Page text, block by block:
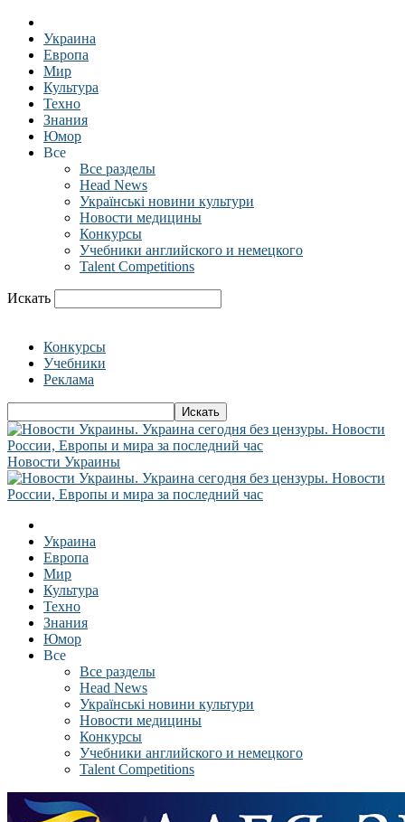
Украина
Европа
Мир
Культура
Техно
Знания
Юмор
Все
Все разделы
Head News
Українські новини культури
Новости медицины
Конкурсы
Учебники английского и немецкого
Talent Competitions
Искать
Конкурсы
Учебники
Реклама
Новости Украины
Украина
Европа
Мир
Культура
Техно
Знания
Юмор
Все
Все разделы
Head News
Українські новини культури
Новости медицины
Конкурсы
Учебники английского и немецкого
Talent Competitions